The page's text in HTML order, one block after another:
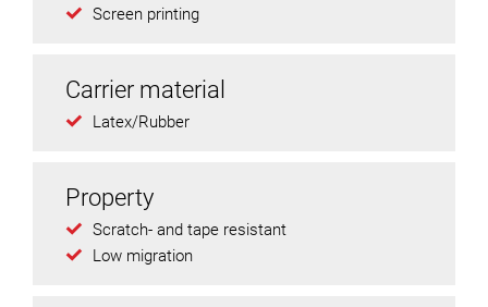
Screen printing
Carrier material
Latex/Rubber
Property
Scratch- and tape resistant
Low migration